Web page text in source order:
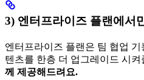
3) 엔터프라이즈 플랜에서
엔터프라이즈 플랜은 팀 협업
텐츠를 한층 더 업그레이드 시켜
께 제공해드려요.